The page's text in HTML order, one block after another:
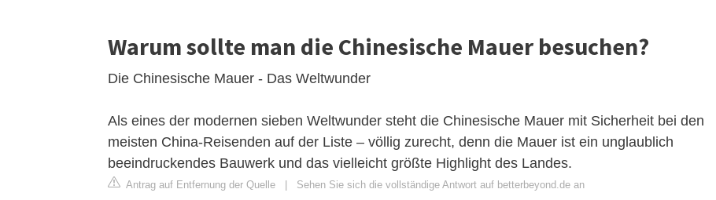
Warum sollte man die Chinesische Mauer besuchen?
Die Chinesische Mauer - Das Weltwunder
Als eines der modernen sieben Weltwunder steht die Chinesische Mauer mit Sicherheit bei den
meisten China-Reisenden auf der Liste – völlig zurecht, denn die Mauer ist ein unglaublich
beeindruckendes Bauwerk und das vielleicht größte Highlight des Landes.
Antrag auf Entfernung der Quelle Sehen Sie sich die vollständige Antwort auf betterbeyond.de an